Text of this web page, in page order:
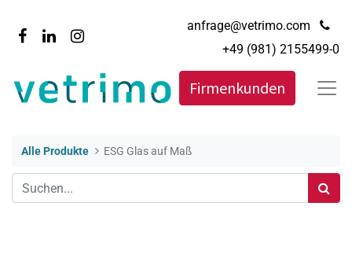
anfrage@vetrimo.com
+49 (981) 2155499-0
Firmenkunden
Alle Produkte ESG Glas auf Maß